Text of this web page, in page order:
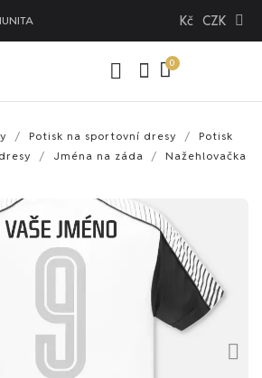
Kč CZK
Potisk na sportovní dresy
Potisk
Jména na záda
Nažehlovačka